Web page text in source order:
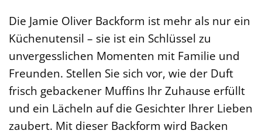
Die Jamie Oliver Backform ist mehr als nur ein
Küchenutensil – sie ist ein Schlüssel zu
unvergesslichen Momenten mit Familie und
Freunden. Stellen Sie sich vor, wie der Duft
frisch gebackener Muffins Ihr Zuhause erfüllt
und ein Lächeln auf die Gesichter Ihrer Lieben
zaubert. Mit dieser Backform wird Backen